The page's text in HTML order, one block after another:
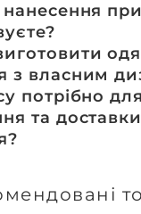
з власним
на
цей процес
лекал, дизай та
потрібно для
та доставки
індивідуальних